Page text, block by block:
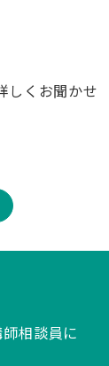
しくお聞かせ
相談員に